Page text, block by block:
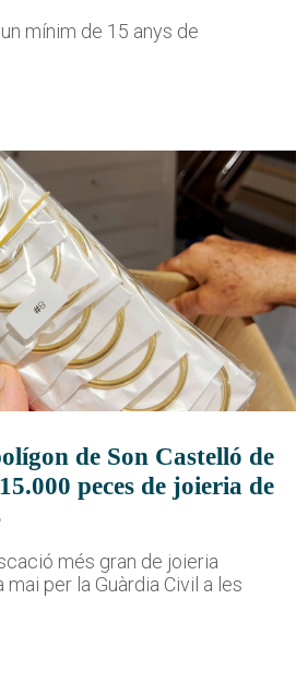
mínim de 15 anys de
de Son Castelló de
peces de joieria de
més gran de joieria
per la Guàrdia Civil a les